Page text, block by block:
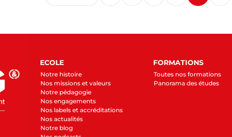
ECOLE
Notre histoire
Nos missions et valeurs
Notre pédagogie
Nos engagements
Nos labels et accréditations
Nos actualités
Notre blog
FORMATIONS
Toutes nos formations
Panorama des études